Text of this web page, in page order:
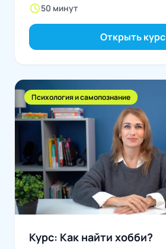
schedule50 минут
Открыть курс
Психология и самопознание
Курс: Как найти хобби?